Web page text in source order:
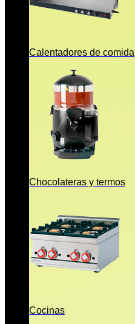
Calentadores de comida
Chocolateras y termos
Cocinas